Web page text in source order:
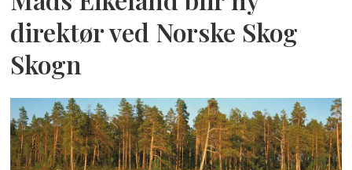
direktør ved Norske Skog
Skogn